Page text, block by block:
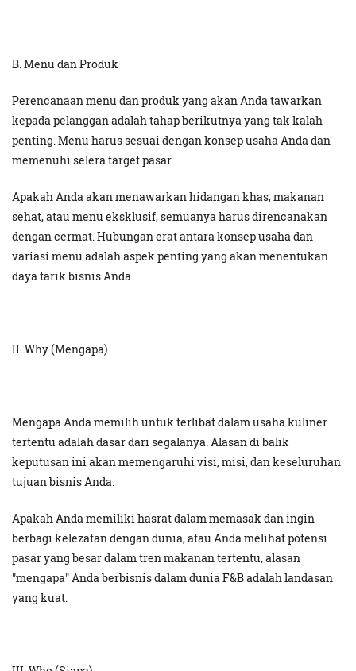
B. Menu dan Produk
Perencanaan menu dan produk yang akan Anda tawarkan
kepada pelanggan adalah tahap berikutnya yang tak kalah
penting. Menu harus sesuai dengan konsep usaha Anda dan
memenuhi selera target pasar.
Apakah Anda akan menawarkan hidangan khas, makanan
sehat, atau menu eksklusif, semuanya harus direncanakan
dengan cermat. Hubungan erat antara konsep usaha dan
variasi menu adalah aspek penting yang akan menentukan
daya tarik bisnis Anda.
II. Why (Mengapa)
Mengapa Anda memilih untuk terlibat dalam usaha kuliner
tertentu adalah dasar dari segalanya. Alasan di balik
keputusan ini akan memengaruhi visi, misi, dan keseluruhan
tujuan bisnis Anda.
Apakah Anda memiliki hasrat dalam memasak dan ingin
berbagi kelezatan dengan dunia, atau Anda melihat potensi
pasar yang besar dalam tren makanan tertentu, alasan
"mengapa" Anda berbisnis dalam dunia F&B adalah landasan
yang kuat.